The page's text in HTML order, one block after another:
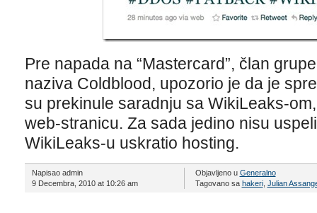
Pre napada na “Mastercard”, član
naziva Coldblood, upozorio je da je
su prekinule saradnju sa WikiLeaks-
web-stranicu. Za sada jedino nisu
WikiLeaks-u uskratio hosting.
Napisao admin
9 Decembra, 2010 at 10:26 am
Objavljeno u Generalno
Tagovano sa hakeri, Julian